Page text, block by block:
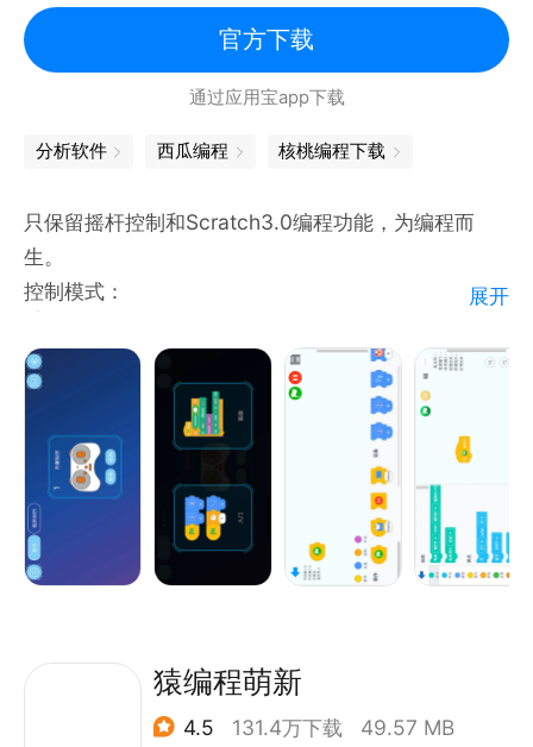
客服在线，编程无忧。
这是一款初学者使用的手机编程类APP，也是一款优秀
我们花费了大量的精力准备了原创教程。
敬请期待。
联系我们：
如果您有任何疑问或者建议，欢迎联系我们手机编程
APP。
邮箱2133688724@qq.com
官方下载
通过应用宝app下载
分析软件 西瓜编程 核桃编程下载
只保留摇杆控制和Scratch3.0编程功能，为编程而
生。
控制模式：
方式。
②保存自定义的控制模式。
③用自己编辑好的控制模式操控设备。
编程模式：
①通过拖动Scratch积木块，编辑自己想要的程序。
②点击执行按钮，执行相应的程序来控制设备。
③将自己编辑的程序保存下来。
展开
猿编程萌新
4.5 131.4万下载 49.57 MB